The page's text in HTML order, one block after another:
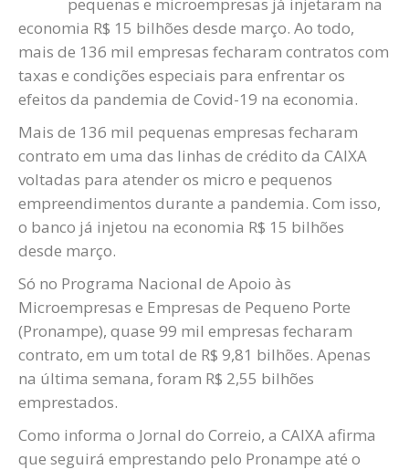
economia R$ 15 bilhões desde março. Ao todo,
mais de 136 mil empresas fecharam contratos com
taxas e condições especiais para enfrentar os
efeitos da pandemia de Covid-19 na economia.
Mais de 136 mil pequenas empresas fecharam
contrato em uma das linhas de crédito da CAIXA
voltadas para atender os micro e pequenos
empreendimentos durante a pandemia. Com isso,
o banco já injetou na economia R$ 15 bilhões
desde março.
Só no Programa Nacional de Apoio às
Microempresas e Empresas de Pequeno Porte
(Pronampe), quase 99 mil empresas fecharam
contrato, em um total de R$ 9,81 bilhões. Apenas
na última semana, foram R$ 2,55 bilhões
emprestados.
Como informa o Jornal do Correio, a CAIXA afirma
que seguirá emprestando pelo Pronampe até o